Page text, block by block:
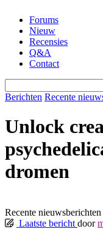
naar
inhoud
Forums
Nieuw
Recensies
Q&A
Contact
Berichten Recente
Unlock
dromen
Recente nieuwsberichten
Laatste bericht door